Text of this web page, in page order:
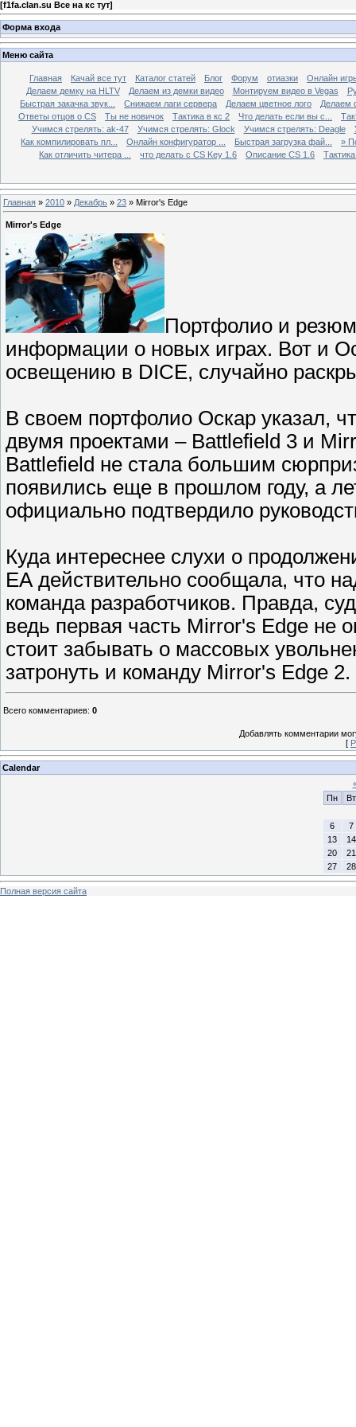
[f1fa.clan.su Все на кс тут]
Форма входа
Меню сайта
Главная Качай все тут Каталог статей Блог Форум отиазки
Онлайн
Делаем демку на HLTV
Делаем из демки видео Монтируем видео в Vegas
Быстрая закачка звук...
Снижаем лаги сервера Делаем цветное лого
Делаем
Ответы отцов о CS
Ты не новичок Тактика в кс 2 Что делать если вы с...
Учимся стрелять: ak-47
Учимся стрелять: Glock Учимся стрелять: Deagle
Как компилировать пл...
Онлайн конфигуратор ... Быстрая загрузка фай...
»
Как отличить читера ...
что делать с CS Key 1.6 Описание CS 1.6
Главная » 2010 » Декабрь » 23 » Mirror's Edge
Mirror's Edge
Портфолио и
информации о новых играх. Вот и
освещению в DICE, случайно
В своем портфолио Оскар указал,
двумя проектами – Battlefield 3 и
Battlefield не стала большим
появились еще в прошлом году, а
официально подтвердило
Куда интереснее слухи о
ЕА действительно сообщала, что
команда разработчиков. Правда,
ведь первая часть Mirror's Edge не
стоит забывать о массовых
затронуть и команду Mirror's Edge 2.
Всего комментариев: 0
Добавлять комментарии
[
Calendar
Пн
Вт
6
7
13
14
20
21
27
28
Полная версия сайта